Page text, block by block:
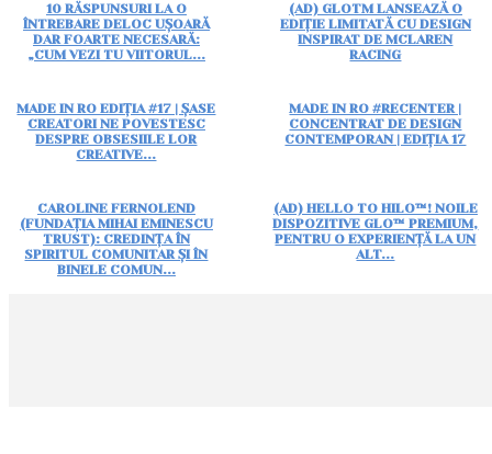
10 RĂSPUNSURI LA O
ÎNTREBARE DELOC UȘOARĂ
DAR FOARTE NECESARĂ:
„CUM VEZI TU VIITORUL...
(AD) GLOTM LANSEAZĂ O
EDIȚIE LIMITATĂ CU DESIGN
INSPIRAT DE MCLAREN
RACING
MADE IN RO EDIȚIA #17 | ȘASE
CREATORI NE POVESTESC
DESPRE OBSESIILE LOR
CREATIVE...
MADE IN RO #RECENTER |
CONCENTRAT DE DESIGN
CONTEMPORAN | EDIȚIA 17
CAROLINE FERNOLEND
(FUNDAȚIA MIHAI EMINESCU
TRUST): CREDINȚA ÎN
SPIRITUL COMUNITAR ȘI ÎN
BINELE COMUN...
(AD) HELLO TO HILO™! NOILE
DISPOZITIVE GLO™ PREMIUM,
PENTRU O EXPERIENȚĂ LA UN
ALT...